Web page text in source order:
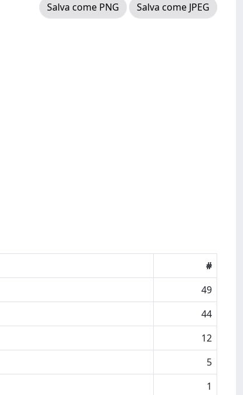
Salva come PNG
Salva come JPEG
#
49
44
12
5
1